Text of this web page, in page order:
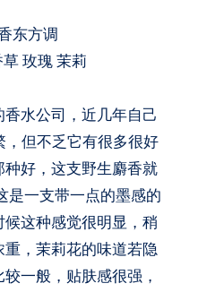
香东方调
玫瑰 茉莉
水公司，近几年自己
但不乏它有很多很好
好，这支野生麝香就
一支带一点的墨感的
这种感觉很明显，稍
，茉莉花的味道若隐
一般，贴肤感很强，